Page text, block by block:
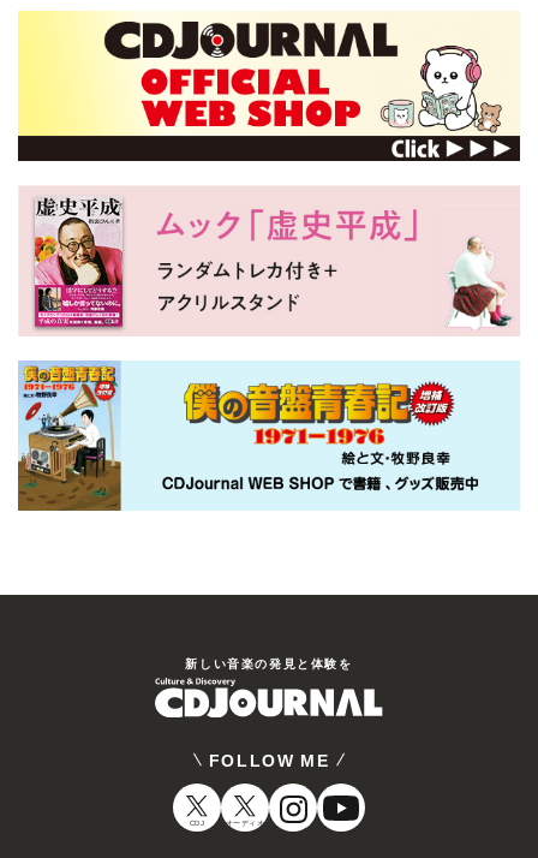
新しい⾳楽の発⾒と体験を
FOLLOW ME
CDJ オーディオ